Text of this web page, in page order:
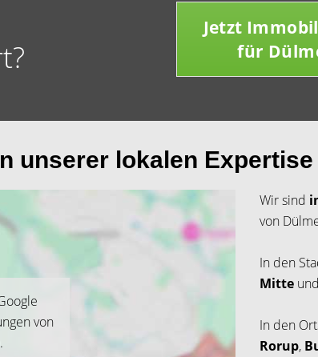
Jetzt
für
unserer lokalen Expertise
von
Wir sind
von
In den
Mitte und
In den
Rorup,